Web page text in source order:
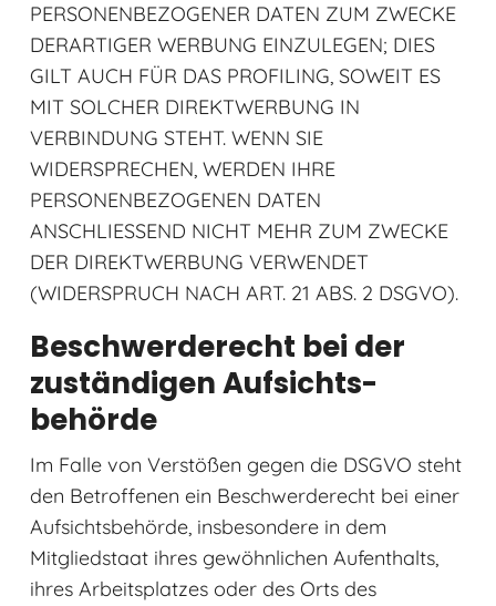
PERSONENBEZOGENER DATEN ZUM ZWECKE
DERARTIGER WERBUNG EINZULEGEN; DIES
GILT AUCH FÜR DAS PROFILING, SOWEIT ES
MIT SOLCHER DIREKTWERBUNG IN
VERBINDUNG STEHT. WENN SIE
WIDERSPRECHEN, WERDEN IHRE
PERSONENBEZOGENEN DATEN
ANSCHLIESSEND NICHT MEHR ZUM ZWECKE
DER DIREKTWERBUNG VERWENDET
(WIDERSPRUCH NACH ART. 21 ABS. 2 DSGVO).
Beschwerde­recht bei der
zuständigen Aufsichts­
behörde
Im Falle von Verstößen gegen die DSGVO steht
den Betroffenen ein Beschwerderecht bei einer
Aufsichtsbehörde, insbesondere in dem
Mitgliedstaat ihres gewöhnlichen Aufenthalts,
ihres Arbeitsplatzes oder des Orts des